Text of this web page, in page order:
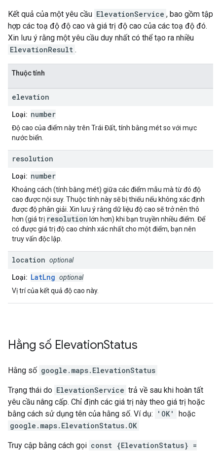
Kết quả của một yêu cầu ElevationService , bao gồm tập
hợp các toạ độ độ cao và giá trị độ cao của các toạ độ đó.
Xin lưu ý rằng một yêu cầu duy nhất có thể tạo ra nhiều
ElevationResult .
Thuộc tính
elevation
Loại: number
Độ cao của điểm này trên Trái Đất, tính bằng mét so với mực
nước biển.
resolution
Loại: number
Khoảng cách (tính bằng mét) giữa các điểm mẫu mà từ đó độ
cao được nội suy. Thuộc tính này sẽ bị thiếu nếu không xác định
được độ phân giải. Xin lưu ý rằng dữ liệu độ cao sẽ trở nên thô
hơn (giá trị resolution lớn hơn) khi bạn truyền nhiều điểm. Để
có được giá trị độ cao chính xác nhất cho một điểm, bạn nên
truy vấn độc lập.
location optional
Loại: LatLng optional
Vị trí của kết quả độ cao này.
Hằng số ElevationStatus
Hằng số google.maps. ElevationStatus
Trạng thái do ElevationService trả về sau khi hoàn tất
yêu cầu nâng cấp. Chỉ định các giá trị này theo giá trị hoặc
bằng cách sử dụng tên của hằng số. Ví dụ:
'OK'
hoặc
google.maps.ElevationStatus.OK
Truy cập bằng cách gọi const {ElevationStatus} =